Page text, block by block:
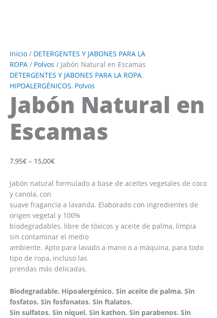
Inicio / DETERGENTES Y JABONES PARA LA
ROPA / Polvos / Jabón Natural en Escamas
DETERGENTES Y JABONES PARA LA ROPA,
HIPOALERGÉNICOS, Polvos
Jabón Natural en
Escamas
7,95€ – 15,00€
Jabón natural formulado a base de aceites vegetales de coco
y canola, con
suave fragancia a lavanda. Elaborado con ingredientes de
origen vegetal y 100%
biodegradables, libre de tóxicos y aceite de palma, limpia
sin contaminar el medio
ambiente. Apto para lavado a mano o a máquina, para todo
tipo de ropa, incluso las
prendas más delicadas.
Biodegradable. Hipoalergénico. Sin aceite de palma. Sin
fosfatos. Sin fosfonatos. Sin ftalatos.
Sin sulfatos. Sin níquel. Sin kathon. Sin parabenos. Sin